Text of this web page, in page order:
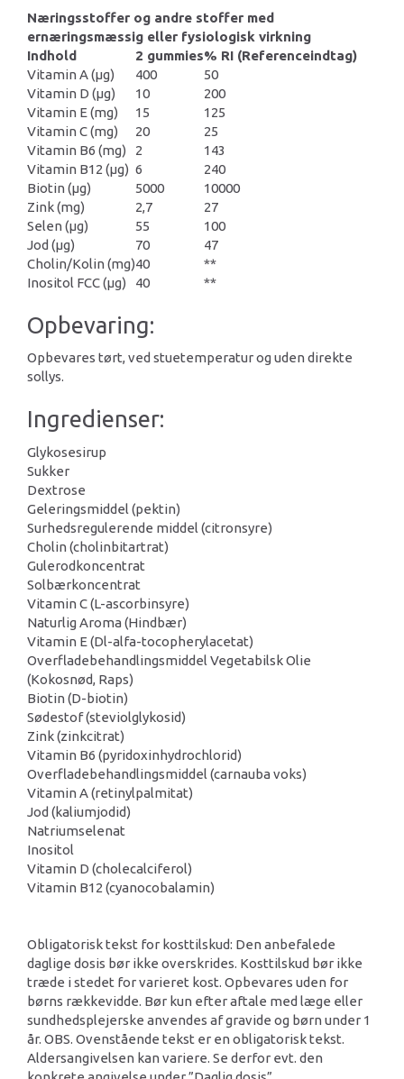
Næringsstoffer og andre stoffer med
ernæringsmæssig eller fysiologisk virkning
Indhold
2 gummies% RI (Referenceindtag)
Vitamin A (μg)
400
50
Vitamin D (μg)
10
200
Vitamin E (mg)
15
125
Vitamin C (mg)
20
25
Vitamin B6 (mg)
2
143
Vitamin B12 (μg) 6
240
Biotin (μg)
5000
10000
Zink (mg)
2,7
27
Selen (μg)
55
100
Jod (μg)
70
47
Cholin/Kolin (mg)40
**
Inositol FCC (μg)
40 **
Opbevaring:
Opbevares tørt, ved stuetemperatur og uden direkte
sollys.
Ingredienser:
Glykosesirup
Sukker
Dextrose
Geleringsmiddel (pektin)
Surhedsregulerende middel (citronsyre)
Cholin (cholinbitartrat)
Gulerodkoncentrat
Solbærkoncentrat
Vitamin C (L-ascorbinsyre)
Naturlig Aroma (Hindbær)
Vitamin E (Dl-alfa-tocopherylacetat)
Overfladebehandlingsmiddel Vegetabilsk Olie
(Kokosnød, Raps)
Biotin (D-biotin)
Sødestof (steviolglykosid)
Zink (zinkcitrat)
Vitamin B6 (pyridoxinhydrochlorid)
Overfladebehandlingsmiddel (carnauba voks)
Vitamin A (retinylpalmitat)
Jod (kaliumjodid)
Natriumselenat
Inositol
Vitamin D (cholecalciferol)
Vitamin B12 (cyanocobalamin)
Obligatorisk tekst for kosttilskud: Den anbefalede
daglige dosis bør ikke overskrides. Kosttilskud bør ikke
træde i stedet for varieret kost. Opbevares uden for
børns rækkevidde. Bør kun efter aftale med læge eller
sundhedsplejerske anvendes af gravide og børn under 1
år. OBS. Ovenstående tekst er en obligatorisk tekst.
Aldersangivelsen kan variere. Se derfor evt. den